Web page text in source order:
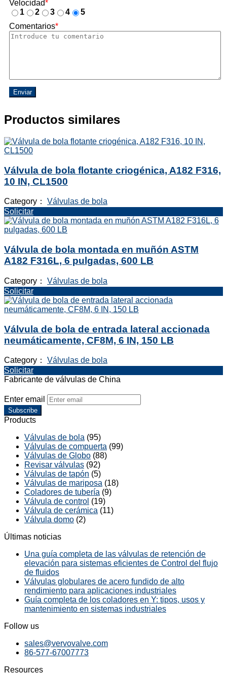
Velocidad*
1
2 3 4
5
Comentarios*
Enviar
Productos similares
Válvula de bola flotante criogénica, A182 F316,
10 IN, CL1500
Category： Válvulas de bola
Solicitar
Válvula de bola montada en muñón ASTM
A182 F316L, 6 pulgadas, 600 LB
Category： Válvulas de bola
Solicitar
Válvula de bola de entrada lateral accionada
neumáticamente, CF8M, 6 IN, 150 LB
Category： Válvulas de bola
Solicitar
Fabricante de válvulas de China
Enter email
Subscribe
Products
Válvulas de bola (95)
Válvulas de compuerta (99)
Válvulas de Globo (88)
Revisar válvulas (92)
Válvulas de tapón (5)
Válvulas de mariposa (18)
Coladores de tubería (9)
Válvula de control (19)
Válvula de cerámica (11)
Válvula domo (2)
Últimas noticias
Una guía completa de las válvulas de retención de
elevación para sistemas eficientes de Control del flujo
de fluidos
Válvulas globulares de acero fundido de alto
rendimiento para aplicaciones industriales
Guía completa de los coladores en Y: tipos, usos y
mantenimiento en sistemas industriales
Follow us
sales@vervovalve.com
86-577-67007773
Resources